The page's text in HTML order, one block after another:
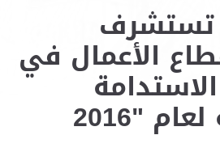
تستشرف
الأعمال في
"2016